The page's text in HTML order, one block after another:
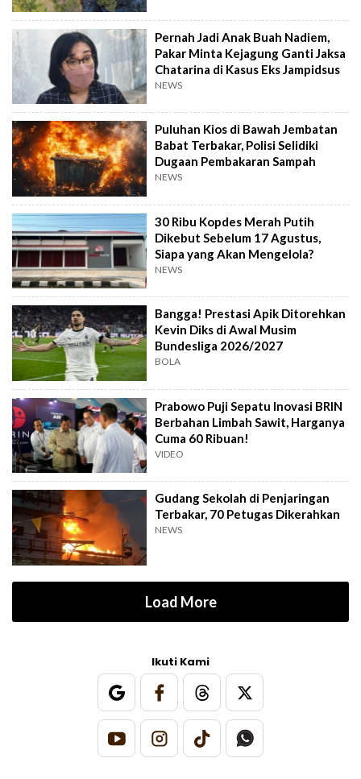
Pernah Jadi Anak Buah Nadiem,
Pakar Minta Kejagung Ganti Jaksa
Chatarina di Kasus Eks Jampidsus
NEWS
Puluhan Kios di Bawah Jembatan
Babat Terbakar, Polisi Selidiki
Dugaan Pembakaran Sampah
NEWS
30 Ribu Kopdes Merah Putih
Dikebut Sebelum 17 Agustus,
Siapa yang Akan Mengelola?
NEWS
Bangga! Prestasi Apik Ditorehkan
Kevin Diks di Awal Musim
Bundesliga 2026/2027
BOLA
Prabowo Puji Sepatu Inovasi BRIN
Berbahan Limbah Sawit, Harganya
Cuma 60 Ribuan!
VIDEO
Gudang Sekolah di Penjaringan
Terbakar, 70 Petugas Dikerahkan
NEWS
Load More
Ikuti Kami